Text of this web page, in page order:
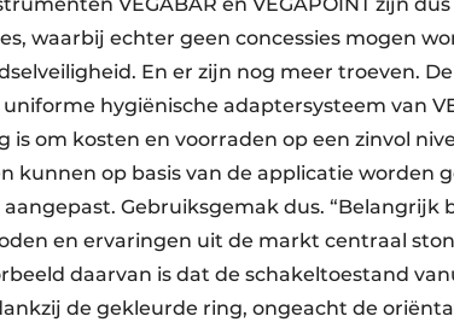
waarbij echter geen concessies mogen
En er zijn nog meer troeven.
hygiënische adaptersysteem van
is om kosten en voorraden op een zinvol
kunnen op basis van de applicatie worden
Gebruiksgemak dus. “Belangrijk
en ervaringen uit de markt centraal
daarvan is dat de schakeltoestand
de gekleurde ring, ongeacht de